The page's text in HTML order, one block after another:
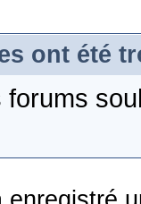
ont été